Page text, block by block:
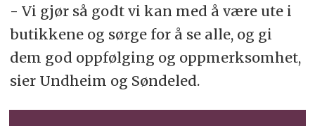
- Vi gjør så godt vi kan med å være ute i
butikkene og sørge for å se alle, og gi
dem god oppfølging og oppmerksomhet,
sier Undheim og Søndeled.